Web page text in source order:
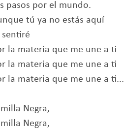
pasos por el mundo.
tú ya no estás aquí
la materia que me une a ti
la materia que me une a ti
la materia que me une a ti...
Negra,
Negra,